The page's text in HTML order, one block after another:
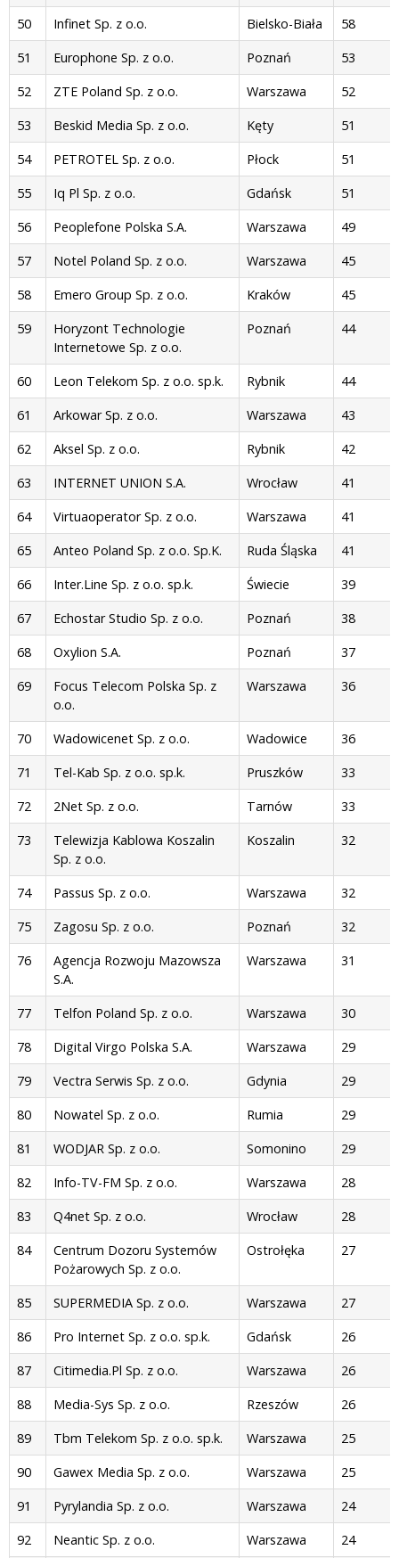
50
Infinet Sp. z o.o. Bielsko-Biała
58
51
Europhone Sp. z o.o. Poznań
53
52
ZTE Poland Sp. z o.o. Warszawa
52
53
Beskid Media Sp. z o.o. Kęty
51
54
PETROTEL Sp. z o.o. Płock
51
55
Iq Pl Sp. z o.o. Gdańsk
51
56
Peoplefone Polska S.A. Warszawa
49
57
Notel Poland Sp. z o.o. Warszawa
45
58
Emero Group Sp. z o.o. Kraków
45
59
Horyzont Technologie
Internetowe Sp. z o.o.
Poznań 44
60 Leon Telekom Sp. z o.o. sp.k. Rybnik
44
61
Arkowar Sp. z o.o. Warszawa
43
62
Aksel Sp. z o.o. Rybnik
42
63
INTERNET UNION S.A. Wrocław
41
64
Virtuaoperator Sp. z o.o. Warszawa
41
65
Anteo Poland Sp. z o.o. Sp.K. Ruda Śląska
41
66
Inter.Line Sp. z o.o. sp.k. Świecie
39
67
Echostar Studio Sp. z o.o. Poznań
38
68
Oxylion S.A. Poznań
37
69
Focus Telecom Polska Sp. z
o.o.
Warszawa 36
70 Wadowicenet Sp. z o.o. Wadowice
36
71
Tel-Kab Sp. z o.o. sp.k. Pruszków
33
72
2Net Sp. z o.o. Tarnów
33
73
Telewizja Kablowa Koszalin
Sp. z o.o.
Koszalin 32
74 Passus Sp. z o.o. Warszawa
32
75
Zagosu Sp. z o.o. Poznań
32
76
Agencja Rozwoju Mazowsza
S.A.
Warszawa 31
77 Telfon Poland Sp. z o.o. Warszawa
30
78
Digital Virgo Polska S.A. Warszawa
29
79
Vectra Serwis Sp. z o.o. Gdynia
29
80
Nowatel Sp. z o.o. Rumia
29
81
WODJAR Sp. z o.o. Somonino
29
82
Info-TV-FM Sp. z o.o. Warszawa
28
83
Q4net Sp. z o.o. Wrocław
28
84
Centrum Dozoru Systemów
Pożarowych Sp. z o.o.
Ostrołęka 27
85 SUPERMEDIA Sp. z o.o. Warszawa
27
86
Pro Internet Sp. z o.o. sp.k. Gdańsk
26
87
Citimedia.Pl Sp. z o.o. Warszawa
26
88
Media-Sys Sp. z o.o. Rzeszów
26
89
Tbm Telekom Sp. z o.o. sp.k. Warszawa
25
90
Gawex Media Sp. z o.o. Warszawa
25
91
Pyrylandia Sp. z o.o. Warszawa
24
92
Neantic Sp. z o.o. Warszawa 24